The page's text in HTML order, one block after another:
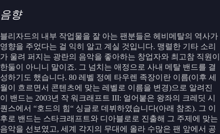
음향
블리자드의 내부 작업물을 잘 아는 팬분들은 헤비메탈의 역사가
영향을 주었다는 걸 익히 알고 계실 것입니다. 맹렬한 기타 소리
가 울려 퍼지는 광란의 음악을 좋아하는 창업자와 최고참 직원이
한둘이 아니니 말이죠. 그 넘치는 애정으로 사내 메탈 밴드를 결
성하기도 했습니다. 80 레벨 정예 타우렌 족장이란 이름(이후 세
월이 흐르면서 콘텐츠에 맞는 레벨로 이름을 변경)으로 알려진
이 밴드는 2003년 작 워크래프트 III: 얼어붙은 왕좌의 크레딧 시
퀀스에서 “호드의 힘“ 싱글로 데뷔하였습니다(아래 참조). 그 이
후로 밴드는 스타크래프트와 디아블로로 진출해 그 주제에 맞는
음악을 선보였고, 세계 각지의 무대에 올라 수많은 팬 앞에서 공